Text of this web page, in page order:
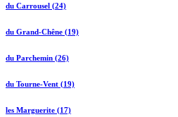
du Carrousel (24)
du Grand-Chêne (19)
du Parchemin (26)
du Tourne-Vent (19)
les Marguerite (17)